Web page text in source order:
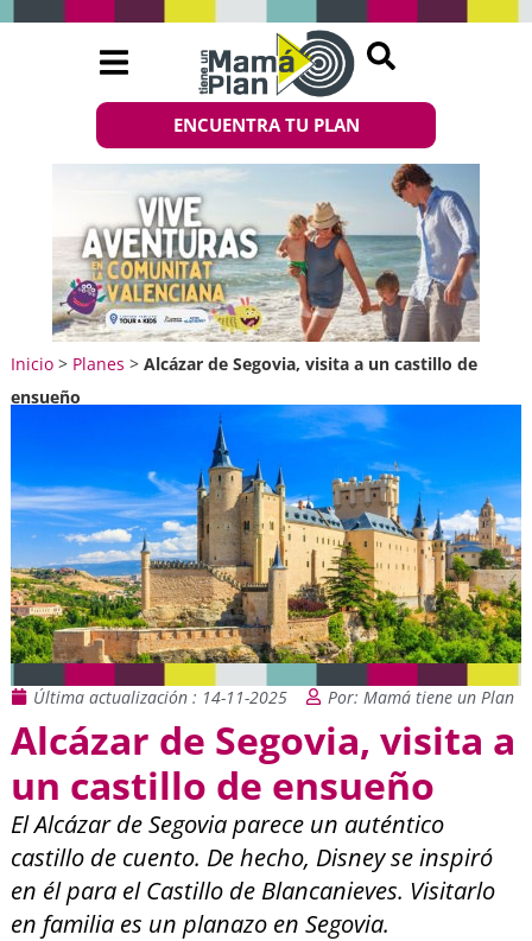
ENCUENTRA TU PLAN
Inicio> Planes > Alcázar de Segovia, visita a un castillo de
ensueño
Última actualización : 14-11-2025 Por: Mamá tiene un Plan
Alcázar de Segovia, visita a
un castillo de ensueño
El Alcázar de Segovia parece un auténtico
castillo de cuento. De hecho, Disney se inspiró
en él para el Castillo de Blancanieves. Visitarlo
en familia es un planazo en Segovia.